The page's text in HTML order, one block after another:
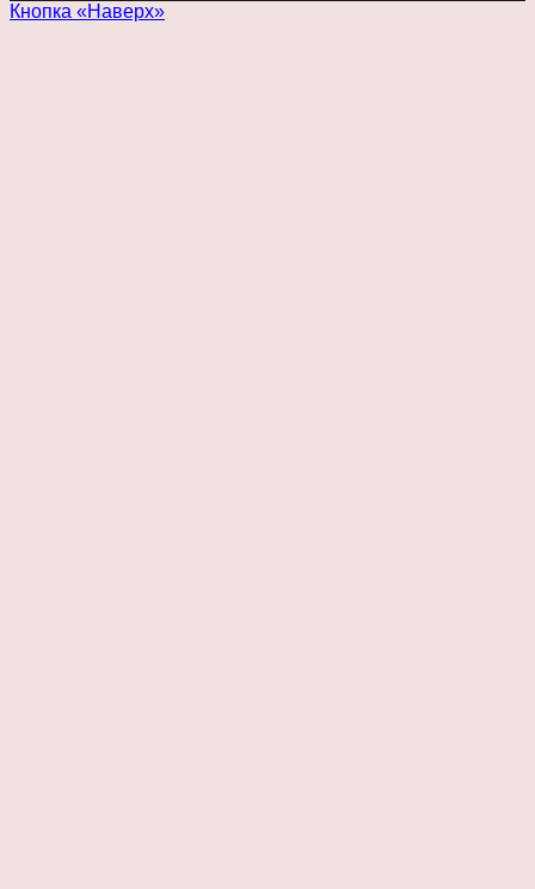
Кнопка «Наверх»